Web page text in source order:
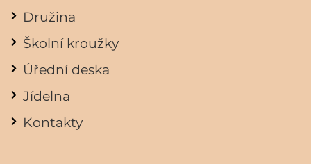
Družina
Školní kroužky
Úřední deska
Jídelna
Kontakty